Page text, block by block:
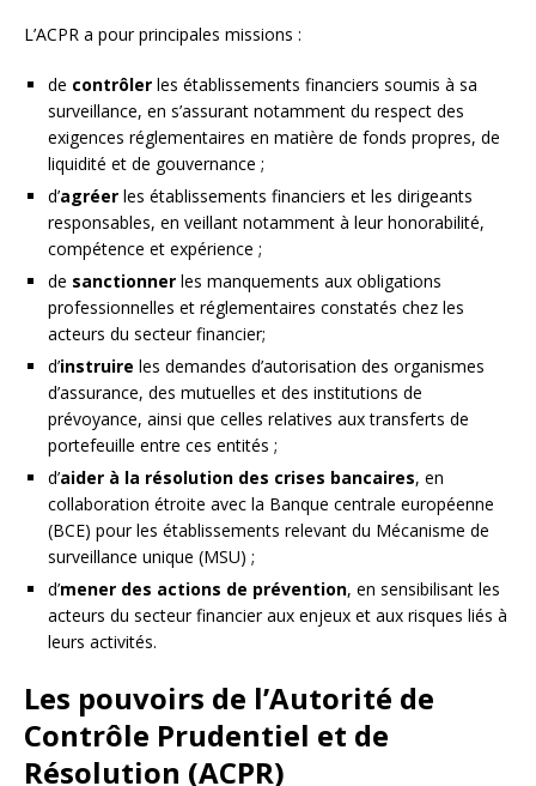
L’ACPR a pour principales missions :
de contrôler les établissements financiers soumis à sa
surveillance, en s’assurant notamment du respect des
exigences réglementaires en matière de fonds propres, de
liquidité et de gouvernance ;
d’agréer les établissements financiers et les dirigeants
responsables, en veillant notamment à leur honorabilité,
compétence et expérience ;
de sanctionner les manquements aux obligations
professionnelles et réglementaires constatés chez les
acteurs du secteur financier;
d’instruire les demandes d’autorisation des organismes
d’assurance, des mutuelles et des institutions de
prévoyance, ainsi que celles relatives aux transferts de
portefeuille entre ces entités ;
d’aider à la résolution des crises bancaires, en
collaboration étroite avec la Banque centrale européenne
(BCE) pour les établissements relevant du Mécanisme de
surveillance unique (MSU) ;
d’mener des actions de prévention, en sensibilisant les
acteurs du secteur financier aux enjeux et aux risques liés à
leurs activités.
Les pouvoirs de l’Autorité de
Contrôle Prudentiel et de
Résolution (ACPR)